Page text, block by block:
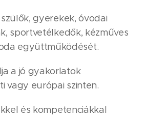
gyerekek, óvodai
sportvetélkedők, kézműves
együttműködését.
a jó gyakorlatok
vagy európai szinten.
és kompetenciákkal